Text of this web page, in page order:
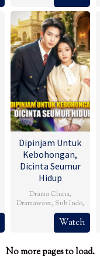
Dipinjam Untuk
Kebohongan,
Dicinta Seumur
Hidup
Drama China,
Dramawave, Sub Indo,
Watch
No more pages to load.